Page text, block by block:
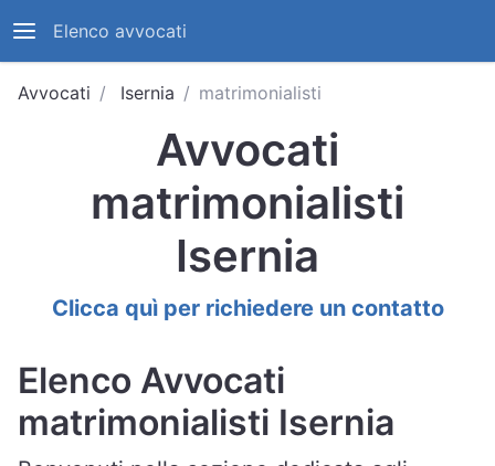
Elenco avvocati
Avvocati Isernia matrimonialisti
Avvocati
matrimonialisti
Isernia
Clicca quì per richiedere un contatto
Elenco Avvocati
matrimonialisti Isernia